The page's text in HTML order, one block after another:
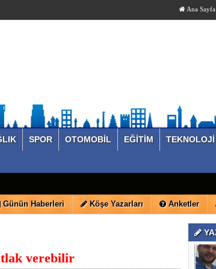
Ana Sayfa
SPOR OTOMOBİL EĞİTİM TEKNOLOJİ
Günün Haberleri Köşe Yazarları Anketler
verebilir